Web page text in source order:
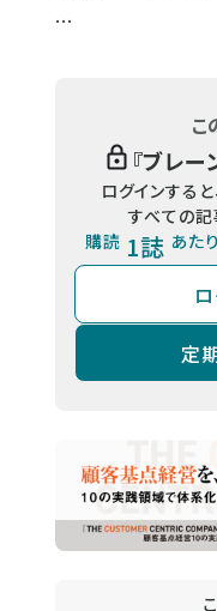
...
『ブレー
ログインする
すべての記
購読 1誌 あた
定